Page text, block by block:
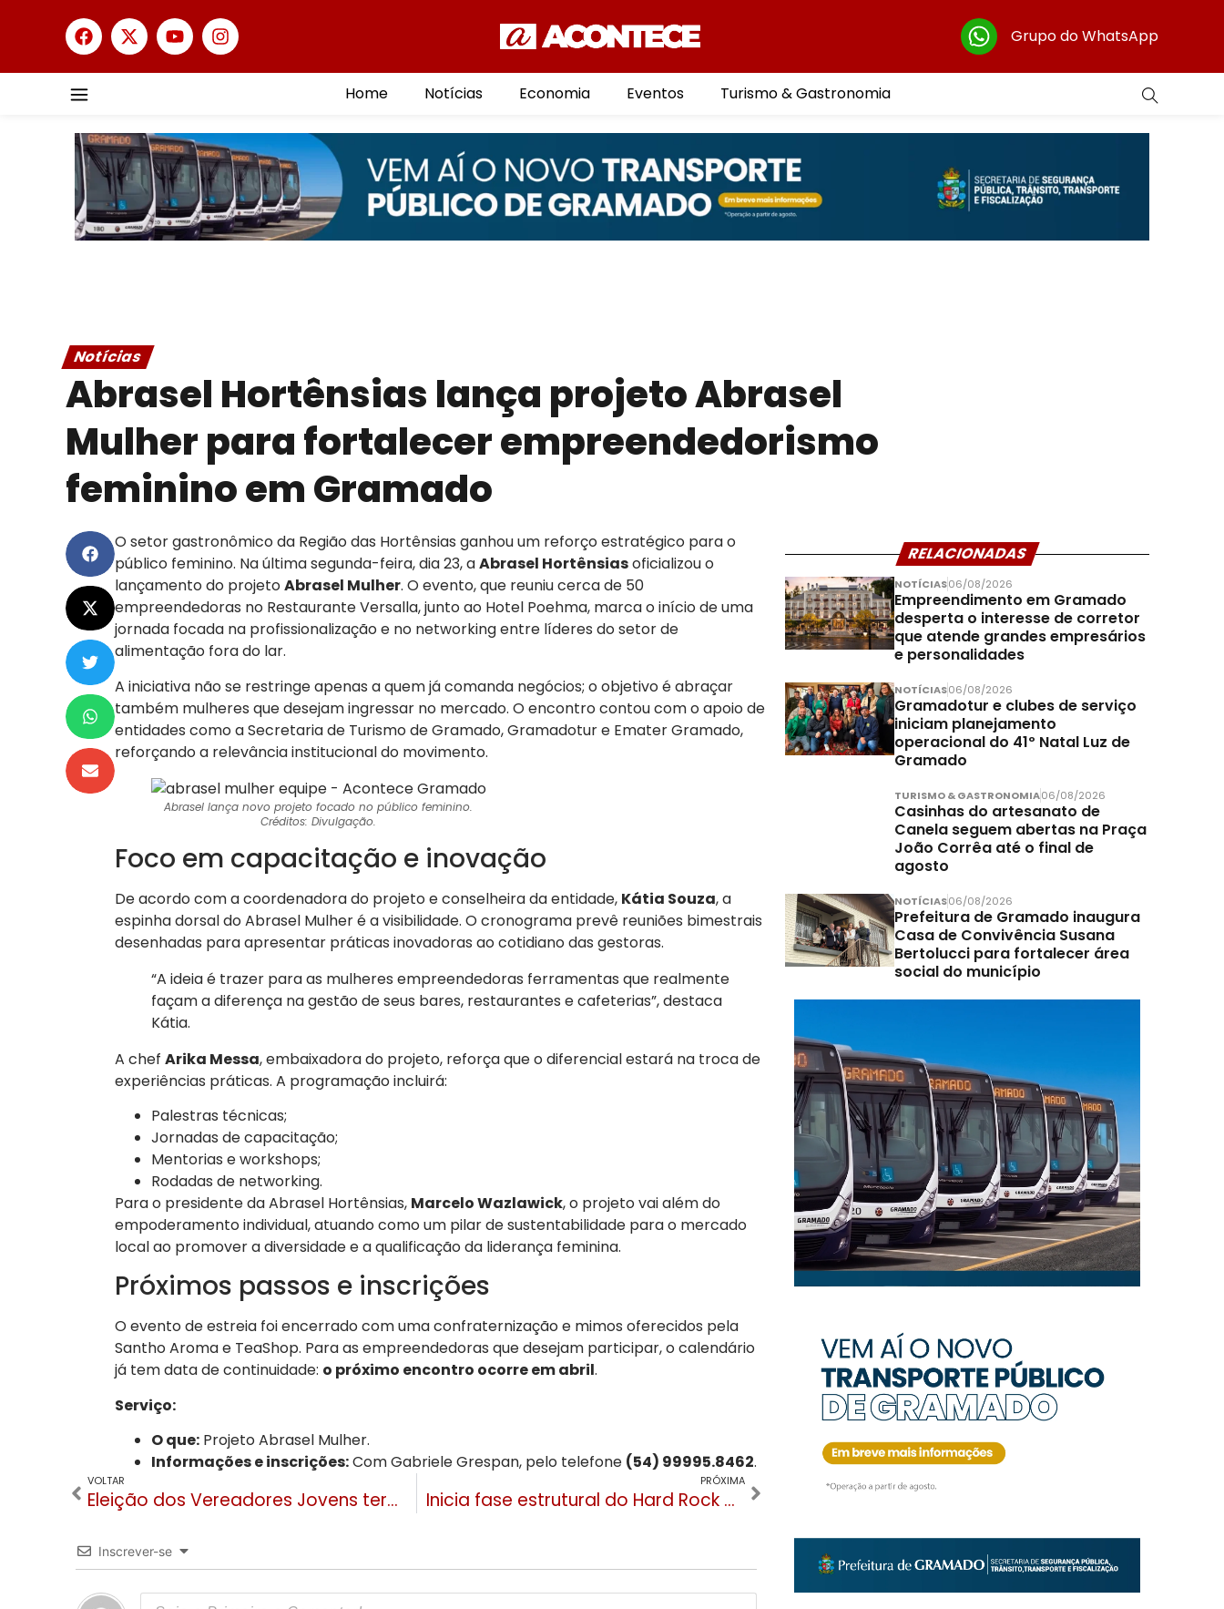
Grupo do WhatsApp
Home Notícias Economia Eventos Turismo & Gastronomia
Notícias
Abrasel Hortênsias lança projeto Abrasel
Mulher para fortalecer empreendedorismo
feminino em Gramado
O setor gastronômico da Região das Hortênsias ganhou um reforço estratégico para o
público feminino. Na última segunda-feira, dia 23, aAbrasel Hortênsiasoficializou o
lançamento do projetoAbrasel Mulher. O evento, que reuniu cerca de 50
empreendedoras no Restaurante Versalla, junto ao Hotel Poehma, marca o início de uma
jornada focada na profissionalização e no networking entre líderes do setor de
alimentação fora do lar.
A iniciativa não se restringe apenas a quem já comanda negócios; o objetivo é abraçar
também mulheres que desejam ingressar no mercado. O encontro contou com o apoio de
entidades como a Secretaria de Turismo de Gramado, Gramadotur e Emater Gramado,
reforçando a relevância institucional do movimento.
Abrasel lança novo projeto focado no público feminino.
Créditos: Divulgação.
Foco em capacitação e inovação
De acordo com a coordenadora do projeto e conselheira da entidade, Kátia Souza, a
espinha dorsal do Abrasel Mulher é a visibilidade. O cronograma prevê reuniões bimestrais
desenhadas para apresentar práticas inovadoras ao cotidiano das gestoras.
“A ideia é trazer para as mulheres empreendedoras ferramentas que realmente
façam a diferença na gestão de seus bares, restaurantes e cafeterias”, destaca
Kátia.
A chef Arika Messa, embaixadora do projeto, reforça que o diferencial estará na troca de
experiências práticas. A programação incluirá:
Palestras técnicas;
Jornadas de capacitação;
Mentorias e workshops;
Rodadas de networking.
Para o presidente da Abrasel Hortênsias, Marcelo Wazlawick, o projeto vai além do
empoderamento individual, atuando como um pilar de sustentabilidade para o mercado
local ao promover a diversidade e a qualificação da liderança feminina.
Próximos passos e inscrições
O evento de estreia foi encerrado com uma confraternização e mimos oferecidos pela
Santho Aroma e TeaShop. Para as empreendedoras que desejam participar, o calendário
já tem data de continuidade: o próximo encontro ocorre em abril.
Serviço:
O que:Projeto Abrasel Mulher.
Informações e inscrições:Com Gabriele Grespan, pelo telefone (54) 99995.8462.
VOLTAR
Eleição dos Vereadores Jovens terá urnas eletrônicas pela primeira vez em Gramado
PRÓXIMA
Inicia fase estrutural do Hard Rock Hotel em Gramado
Inscrever-se
RELACIONADAS
NOTÍCIAS06/08/2026
Empreendimento em Gramado
desperta o interesse de corretor
que atende grandes empresários
e personalidades
NOTÍCIAS06/08/2026
Gramadotur e clubes de serviço
iniciam planejamento
operacional do 41º Natal Luz de
Gramado
TURISMO & GASTRONOMIA06/08/2026
Casinhas do artesanato de
Canela seguem abertas na Praça
João Corrêa até o final de
agosto
NOTÍCIAS06/08/2026
Prefeitura de Gramado inaugura
Casa de Convivência Susana
Bertolucci para fortalecer área
social do município